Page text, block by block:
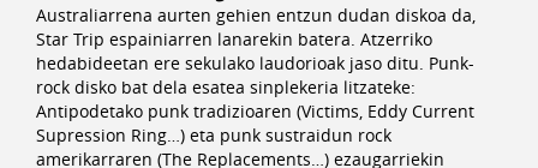
Australiarrena aurten gehien entzun dudan diskoa da,
Star Trip espainiarren lanarekin batera. Atzerriko
hedabideetan ere sekulako laudorioak jaso ditu. Punk-
rock disko bat dela esatea sinplekeria litzateke:
Antipodetako punk tradizioaren (Victims, Eddy Current
Supression Ring…) eta punk sustraidun rock
amerikarraren (The Replacements…) ezaugarriekin